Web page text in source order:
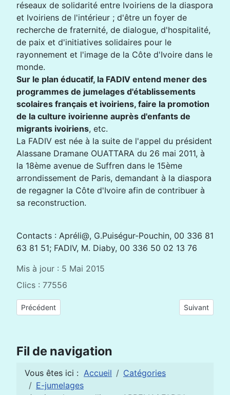
réseaux de solidarité entre Ivoiriens de la diaspora
et Ivoiriens de l'intérieur ; d'être un foyer de
recherche de fraternité, de dialogue, d'hospitalité,
de paix et d'initiatives solidaires pour le
rayonnement et l'image de la Côte d'Ivoire dans le
monde.
Sur le plan éducatif, la FADIV entend mener des
programmes de jumelages d'établissements
scolaires français et ivoiriens, faire la promotion
de la culture ivoirienne auprès d'enfants de
migrants ivoiriens, etc.
La FADIV est née à la suite de l'appel du président
Alassane Dramane OUATTARA du 26 mai 2011, à
la 18ème avenue de Suffren dans le 15ème
arrondissement de Paris, demandant à la diaspora
de regagner la Côte d'Ivoire afin de contribuer à
sa reconstruction.
Contacts : Apréli@, G.Puiségur-Pouchin, 00 336 81
63 81 51; FADIV, M. Diaby, 00 336 50 02 13 76
Mis à jour : 5 Mai 2015
Clics : 77556
Article précédent : Présentation APRELIA à la conférence
Précédent Article
Suivant
Fil de navigation
Vous êtes ici : Accueil
Catégories
E-jumelages